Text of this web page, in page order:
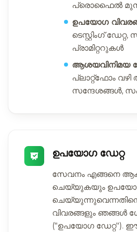
പ്രൊഫൈൽ
ഉപയോഗ
ടെസ്റ്റിംഗ്
പ്രാമിറ്ററുകൾ
ആശയവിനിമയ
പ്ലാറ്റ്ഫോം വഴി
സന്ദേശങ്ങൾ,
ഉപയോഗ ഡേറ്റ
സേവനം എങ്ങനെ
ചെയ്യുകയും
വിവരങ്ങളും ഞങ്ങൾ
("ഉപയോഗ ഡേറ്റ").